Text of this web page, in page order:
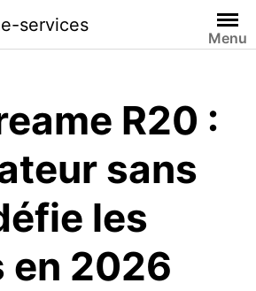
services
Menu
R20 :
sans
les
en 2026